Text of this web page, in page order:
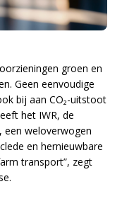
groen en
Geen eenvoudige
bij aan CO₂-uitstoot
het IWR, de
een weloverwogen
en hernieuwbare
transport”, zegt